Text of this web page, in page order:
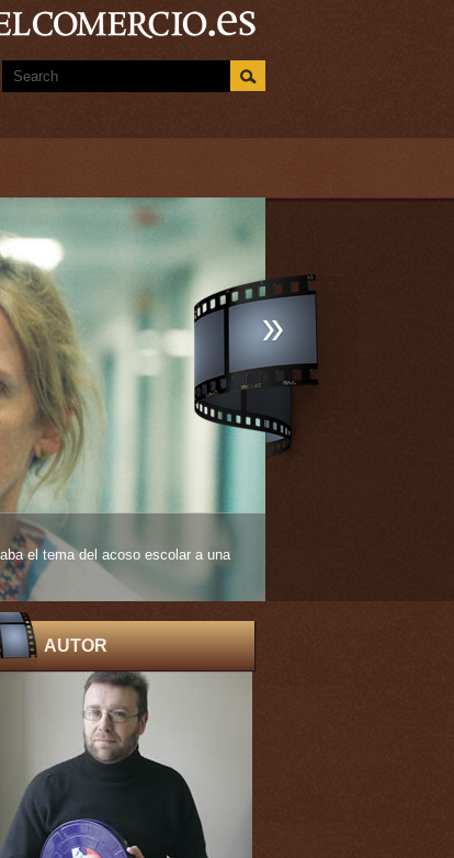
temprana. De ello nos habla
AUTOR